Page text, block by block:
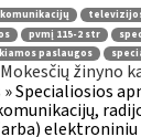
pvmį 115-2 str
paslaugos
Mokesčių žinyno
Specialiosios
elektroniniu